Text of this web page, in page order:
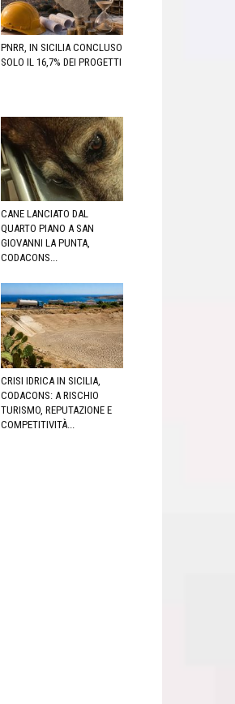
PNRR, IN SICILIA CONCLUSO
SOLO IL 16,7% DEI PROGETTI
CANE LANCIATO DAL
QUARTO PIANO A SAN
GIOVANNI LA PUNTA,
CODACONS...
CRISI IDRICA IN SICILIA,
CODACONS: A RISCHIO
TURISMO, REPUTAZIONE E
COMPETITIVITÀ...